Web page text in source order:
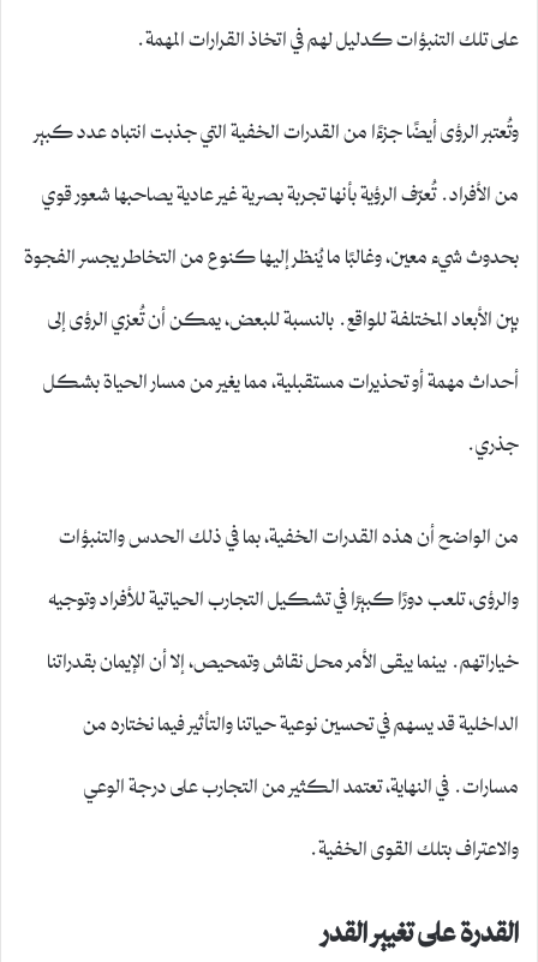
على تلك التنبؤات كدليل لهم في اتخاذ القرارات المهمة.
وتُعتبر الرؤى أيضًا جزءًا من القدرات الخفية التي جذبت انتباه عدد كبير
من الأفراد. تُعرّف الرؤية بأنها تجربة بصرية غير عادية يصاحبها شعور قوي
بحدوث شيء معين، وغالبًا ما يُنظر إليها كنوع من التخاطر يجسر الفجوة
بين الأبعاد المختلفة للواقع. بالنسبة للبعض، يمكن أن تُعزي الرؤى إلى
أحداث مهمة أو تحذيرات مستقبلية، مما يغير من مسار الحياة بشكل
جذري.
من الواضح أن هذه القدرات الخفية، بما في ذلك الحدس والتنبؤات
والرؤى، تلعب دورًا كبيرًا في تشكيل التجارب الحياتية للأفراد وتوجيه
خياراتهم. بينما يبقى الأمر محل نقاش وتمحيص، إلا أن الإيمان بقدراتنا
الداخلية قد يسهم في تحسين نوعية حياتنا والتأثير فيما نختاره من
مسارات. في النهاية، تعتمد الكثير من التجارب على درجة الوعي
والاعتراف بتلك القوى الخفية.
القدرة على تغيير القدر